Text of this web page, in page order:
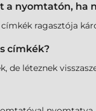
a nyomtatón, ha
ragasztója
címkék?
de léteznek